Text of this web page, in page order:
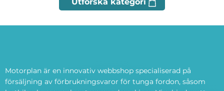
Motorplan är en innovativ webbshop specialiserad på
försäljning av förbrukningsvaror för tunga fordon, såsom